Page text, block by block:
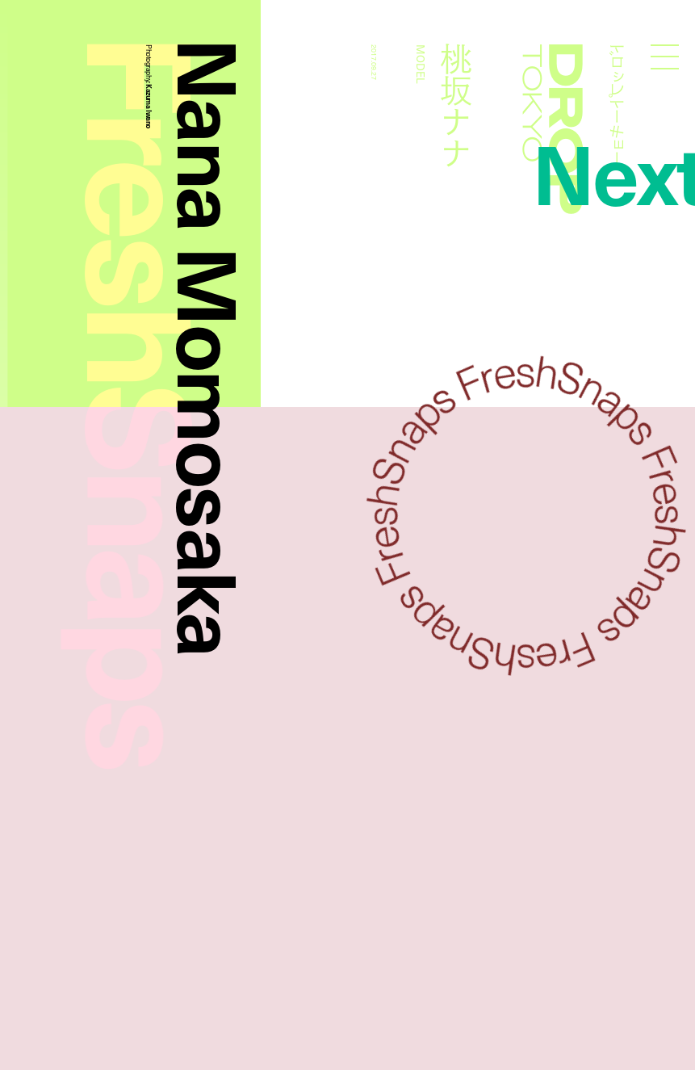
Droptokyo ドロップトーキョー
FreshSnaps
Nana Momosaka
Photography:
Kazuma Iwano 桃坂ナナ
MODEL
2017.09.27